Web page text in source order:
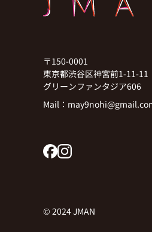
〒150-0001
東京都渋谷区神宮前1-11-11
グリーンファンタジア606
Mail：
© 2024 JMAN